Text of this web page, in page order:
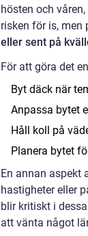
hösten och
risken för is, men
eller sent på
För att göra det
Byt däck när
Anpassa bytet
Håll koll på
Planera bytet
En annan aspekt
hastigheter eller
blir kritiskt i
att vänta något